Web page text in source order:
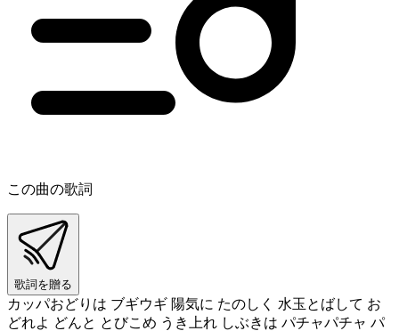
この曲の歌詞
歌詞を贈る
カッパおどりは ブギウギ 陽気に たのしく 水玉とばして お
どれよ どんと とびこめ うき上れ しぶきは パチャパチャ パ